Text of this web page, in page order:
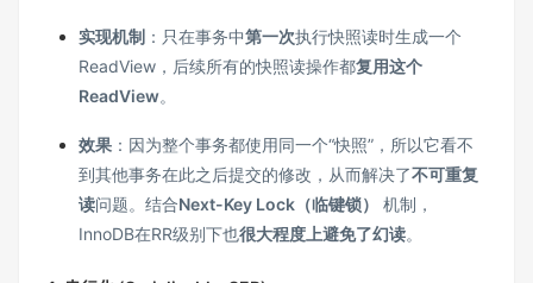
实现机制 ：只在事务中第一次执行快照读时生成一个
ReadView，后续所有的快照读操作都复用这个
ReadView。
效果 ：因为整个事务都使用同一个“快照”，所以它看不
到其他事务在此之后提交的修改，从而解决了不可重复
读问题。结合Next-Key Lock（临键锁）
机制，
InnoDB在RR级别下也很大程度上避免了幻读。